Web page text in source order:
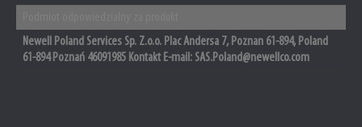
Newell Poland Services Sp. Z.o.o. Plac Andersa 7, Poznan 61-894, Poland
61-894 Poznań 46091985 Kontakt E-mail: SAS.Poland@newellco.com